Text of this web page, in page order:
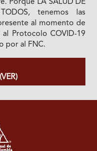
Porque LA SALUD DE
tenemos las
al momento de
Protocolo COVID-19
por al FNC.
(VER)